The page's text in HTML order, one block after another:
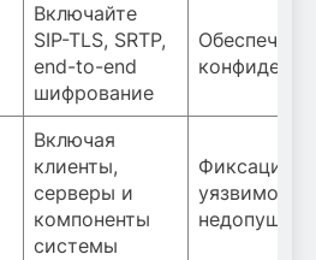
Включайте
SIP-TLS, SRTP,
end-to-end
шифрование
Включая
клиенты,
серверы и
компоненты
системы
Фиксация